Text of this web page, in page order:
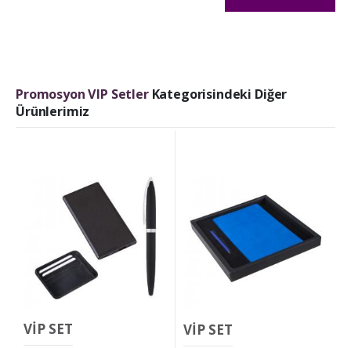
Promosyon VIP SetlerKategorisindeki Diğer
Ürünlerimiz
VİP SET VİP SET